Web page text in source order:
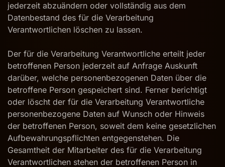
jederzeit abzuändern oder vollständig aus dem
Datenbestand des für die Verarbeitung
Verantwortlichen löschen zu lassen.
Der für die Verarbeitung Verantwortliche erteilt jeder
betroffenen Person jederzeit auf Anfrage Auskunft
darüber, welche personenbezogenen Daten über die
betroffene Person gespeichert sind. Ferner berichtigt
oder löscht der für die Verarbeitung Verantwortliche
personenbezogene Daten auf Wunsch oder Hinweis
der betroffenen Person, soweit dem keine gesetzlichen
Aufbewahrungspflichten entgegenstehen. Die
Gesamtheit der Mitarbeiter des für die Verarbeitung
Verantwortlichen stehen der betroffenen Person in